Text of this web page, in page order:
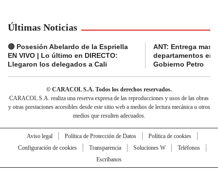
Últimas Noticias
🔴 Posesión Abelardo de la Espriella
EN VIVO | Lo último en DIRECTO:
Llegaron los delegados a Cali
ANT: Entrega
departamentos en
Gobierno Petro
© CARACOL S.A. Todos los derechos reservados.
CARACOL S.A. realiza una reserva expresa de las reproducciones y usos de las obras
y otras prestaciones accesibles desde este sitio web a medios de lectura mecánica u otros
medios que resulten adecuados.
Aviso legal Política de Protección de Datos
Política de cookies
Configuración de cookies
Transparencia Soluciones W
Teléfonos
Escríbanos